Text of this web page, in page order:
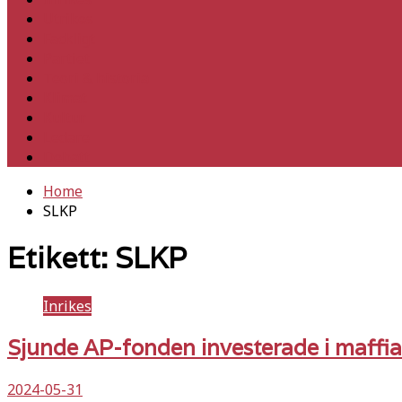
Home
SLKP
Etikett: SLKP
Inrikes
Sjunde AP-fonden investerade i
2024-05-31